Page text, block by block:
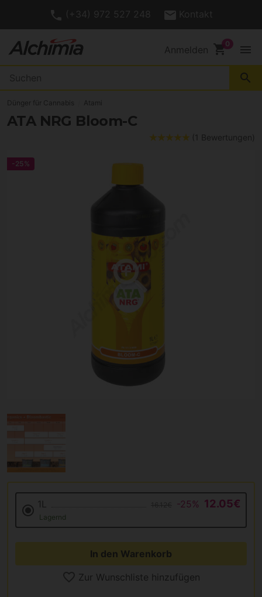
(+34) 972 527 248 Kontakt
Anmelden shopping_cart menu
search
Dünger für Cannabis Atami
ATA NRG Bloom-C
(1 Bewertungen)
-25%
1L -25% 12.05€
Lagernd
In den Warenkorb
Zur Wunschliste hinzufügen